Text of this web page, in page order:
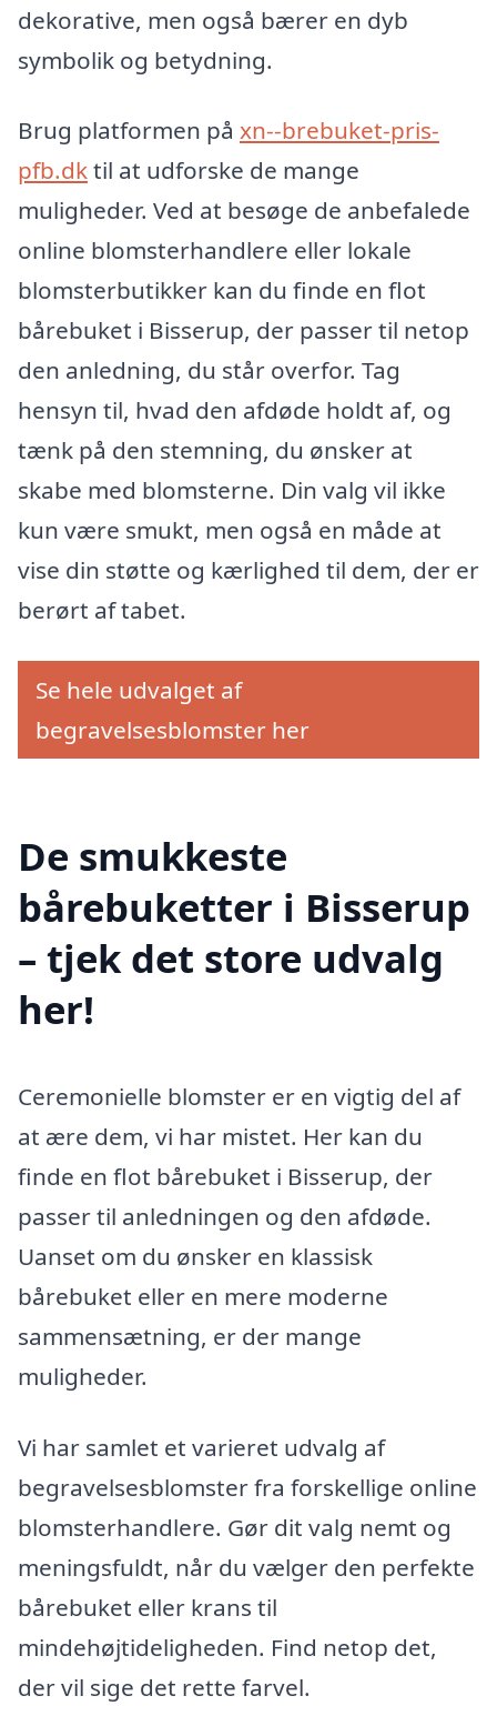
dekorative, men også bærer en dyb
symbolik og betydning.
Brug platformen på xn--brebuket-pris-
pfb.dktil at udforske de mange
muligheder. Ved at besøge de anbefalede
online blomsterhandlere eller lokale
blomsterbutikker kan du finde en flot
bårebuket i Bisserup, der passer til netop
den anledning, du står overfor. Tag
hensyn til, hvad den afdøde holdt af, og
tænk på den stemning, du ønsker at
skabe med blomsterne. Din valg vil ikke
kun være smukt, men også en måde at
vise din støtte og kærlighed til dem, der er
berørt af tabet.
Se hele udvalget af
begravelsesblomster her
De smukkeste
bårebuketter i Bisserup
– tjek det store udvalg
her!
Ceremonielle blomster er en vigtig del af
at ære dem, vi har mistet. Her kan du
finde en flot bårebuket i Bisserup, der
passer til anledningen og den afdøde.
Uanset om du ønsker en klassisk
bårebuket eller en mere moderne
sammensætning, er der mange
muligheder.
Vi har samlet et varieret udvalg af
begravelsesblomster fra forskellige online
blomsterhandlere. Gør dit valg nemt og
meningsfuldt, når du vælger den perfekte
bårebuket eller krans til
mindehøjtideligheden. Find netop det,
der vil sige det rette farvel.